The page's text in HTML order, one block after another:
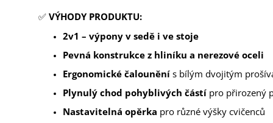
✅ VÝHODY PRODUKTU:
2v1 – výpony v sedě i ve stoje
Pevná konstrukce z hliníku a nerezové oceli
Ergonomické čalounění s bílým dvojitým
Plynulý chod pohyblivých částí pro přirozený
Nastavitelná opěrka pro různé výšky cvičenců